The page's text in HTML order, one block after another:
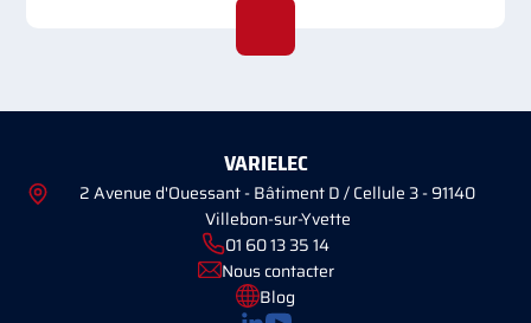
VARIELEC
2 Avenue d'Ouessant - Bâtiment D / Cellule 3 - 91140
Villebon-sur-Yvette
01 60 13 35 14
Nous contacter
Blog